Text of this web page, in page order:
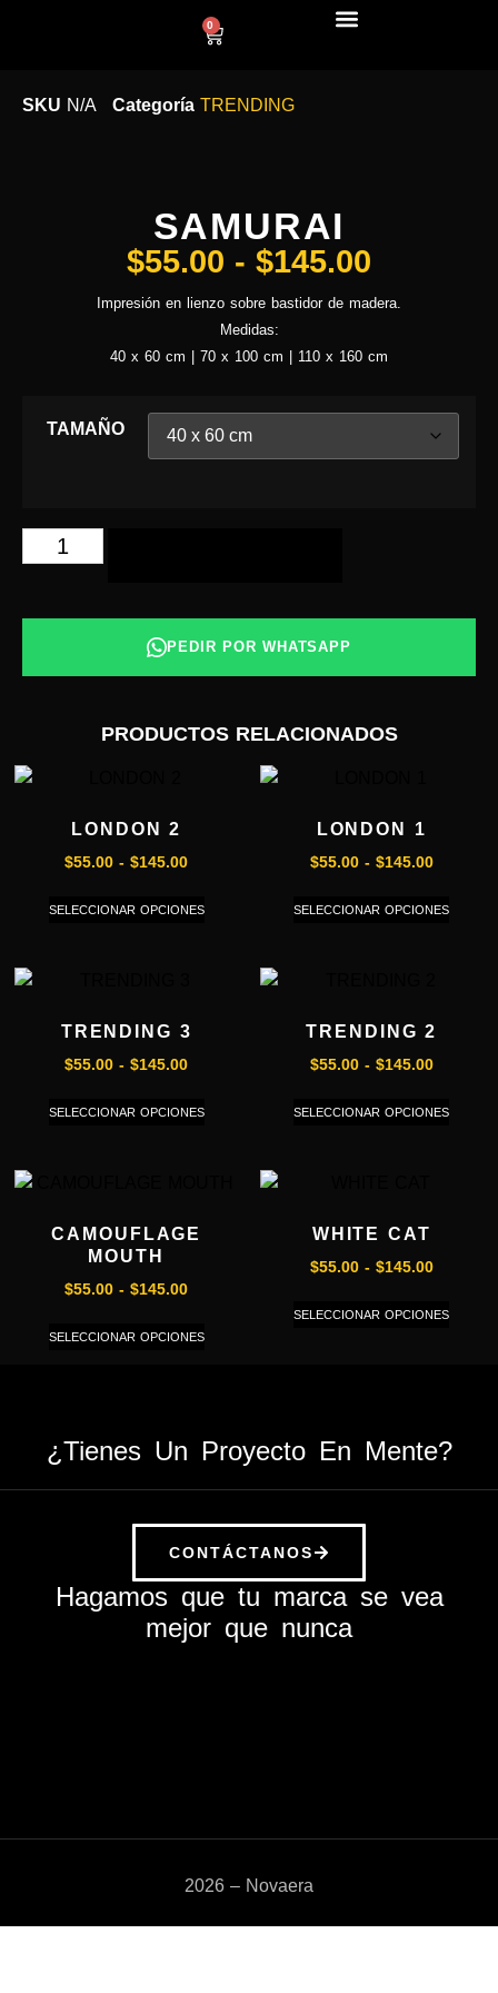
0
SKU N/A Categoría TRENDING
SAMURAI
$55.00 - $145.00
Impresión en lienzo sobre bastidor de madera.
Medidas:
40 x 60 cm | 70 x 100 cm | 110 x 160 cm
TAMAÑO
PEDIR POR WHATSAPP
PRODUCTOS RELACIONADOS
LONDON 2
$55.00 - $145.00
SELECCIONAR OPCIONES
LONDON 1
$55.00 - $145.00
SELECCIONAR OPCIONES
TRENDING 3
$55.00 - $145.00
SELECCIONAR OPCIONES
TRENDING 2
$55.00 - $145.00
SELECCIONAR OPCIONES
CAMOUFLAGE
MOUTH
$55.00 - $145.00
SELECCIONAR OPCIONES
WHITE CAT
$55.00 - $145.00
SELECCIONAR OPCIONES
¿Tienes Un Proyecto En Mente?
CONTÁCTANOS
Hagamos que tu marca se vea
mejor que nunca
2026 – Novaera